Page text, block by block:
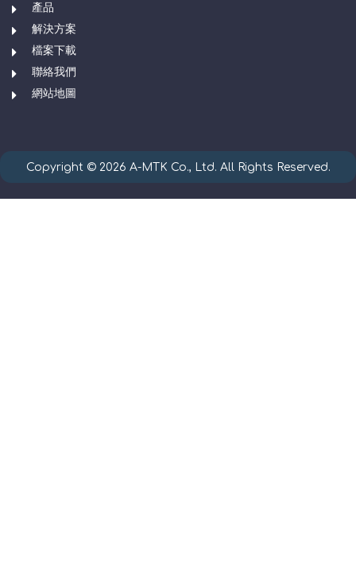
產品
解決方案
檔案下載
聯絡我們
網站地圖
Copyright © 2026 A-MTK Co., Ltd. All Rights Reserved.